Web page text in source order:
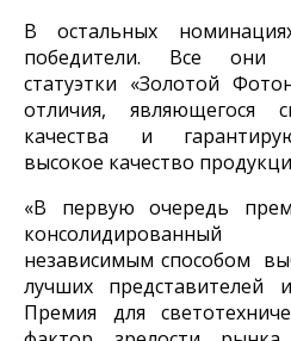
В остальных
победители. Все они
статуэтки «Золотой
отличия, являющегося
качества и
высокое качество
«В первую очередь
независимым способом
лучших
Премия для